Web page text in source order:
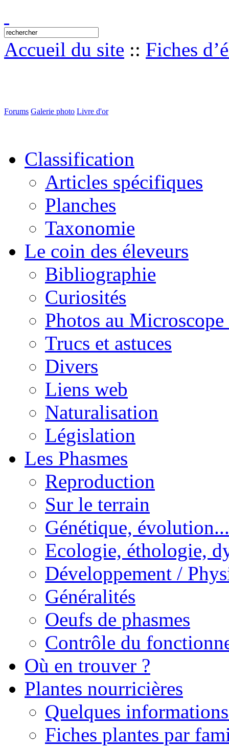
Accueil du site :: Fiches
Forums Galerie photo Livre d'or
Classification
Articles spécifiques
Planches
Taxonomie
Le coin des éleveurs
Bibliographie
Curiosités
Photos au
Trucs et astuces
Divers
Liens web
Naturalisation
Législation
Les Phasmes
Reproduction
Sur le terrain
Génétique, évolution...
Ecologie, éthologie,
Développement /
Généralités
Oeufs de phasmes
Contrôle du
Où en trouver ?
Plantes nourricières
Quelques
Fiches plantes par